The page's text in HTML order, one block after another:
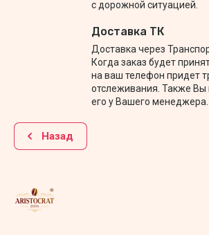
с дорожной ситуацией.
Доставка ТК
Доставка через
Когда заказ будет
на ваш телефон придет
отслеживания. Также Вы
его у Вашего менеджера.
Назад